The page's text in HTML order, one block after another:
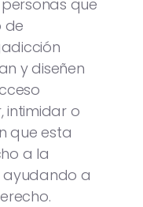
que
de
y diseñen
intimidar o
que esta
a la
ayudando a